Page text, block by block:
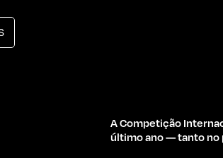
A Competição
último ano — tanto no